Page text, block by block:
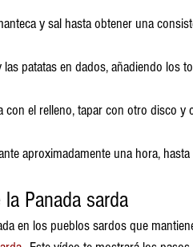
y sal hasta obtener una
patatas en dados, añadiendo los
con el relleno, tapar con otro disco y
aproximadamente una hora,
Panada sarda
en los pueblos sardos que